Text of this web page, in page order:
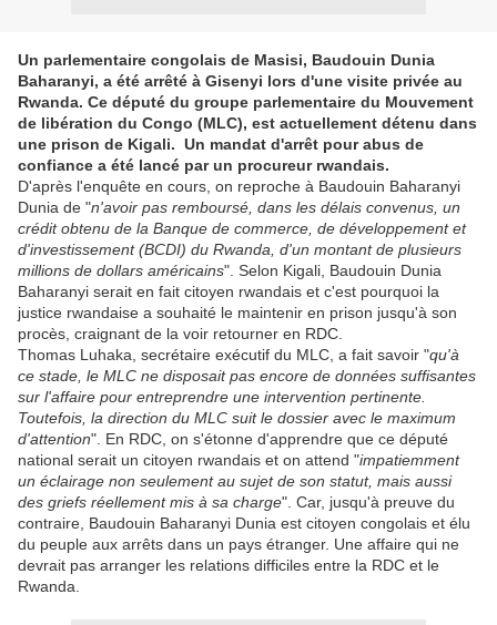
Un parlementaire congolais de Masisi, Baudouin Dunia
Baharanyi, a été arrêté à Gisenyi lors d'une visite privée au
Rwanda. Ce député du groupe parlementaire du Mouvement
de libération du Congo (MLC), est actuellement détenu dans
une prison de Kigali. Un mandat d'arrêt pour abus de
confiance a été lancé par un procureur rwandais.
D'après l'enquête en cours, on reproche à Baudouin Baharanyi
Dunia de "n'avoir pas remboursé, dans les délais convenus, un
crédit obtenu de la Banque de commerce, de développement et
d'investissement (BCDI) du Rwanda, d'un montant de plusieurs
millions de dollars américains". Selon Kigali, Baudouin Dunia
Baharanyi serait en fait citoyen rwandais et c'est pourquoi la
justice rwandaise a souhaité le maintenir en prison jusqu'à son
procès, craignant de la voir retourner en RDC.
Thomas Luhaka, secrétaire exécutif du MLC, a fait savoir "qu'à
ce stade, le MLC ne disposait pas encore de données suffisantes
sur l'affaire pour entreprendre une intervention pertinente.
Toutefois, la direction du MLC suit le dossier avec le maximum
d'attention". En RDC, on s'étonne d'apprendre que ce député
national serait un citoyen rwandais et on attend "impatiemment
un éclairage non seulement au sujet de son statut, mais aussi
des griefs réellement mis à sa charge". Car, jusqu'à preuve du
contraire, Baudouin Baharanyi Dunia est citoyen congolais et élu
du peuple aux arrêts dans un pays étranger. Une affaire qui ne
devrait pas arranger les relations difficiles entre la RDC et le
Rwanda.